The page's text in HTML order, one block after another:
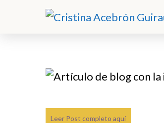
Leer Post completo aquí